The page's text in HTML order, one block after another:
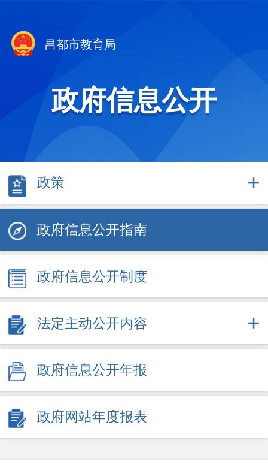
昌都市教育局
政府信息公开
政策
政府信息公开指南
政府信息公开制度
法定主动公开内容
政府信息公开年报
政府网站年度报表